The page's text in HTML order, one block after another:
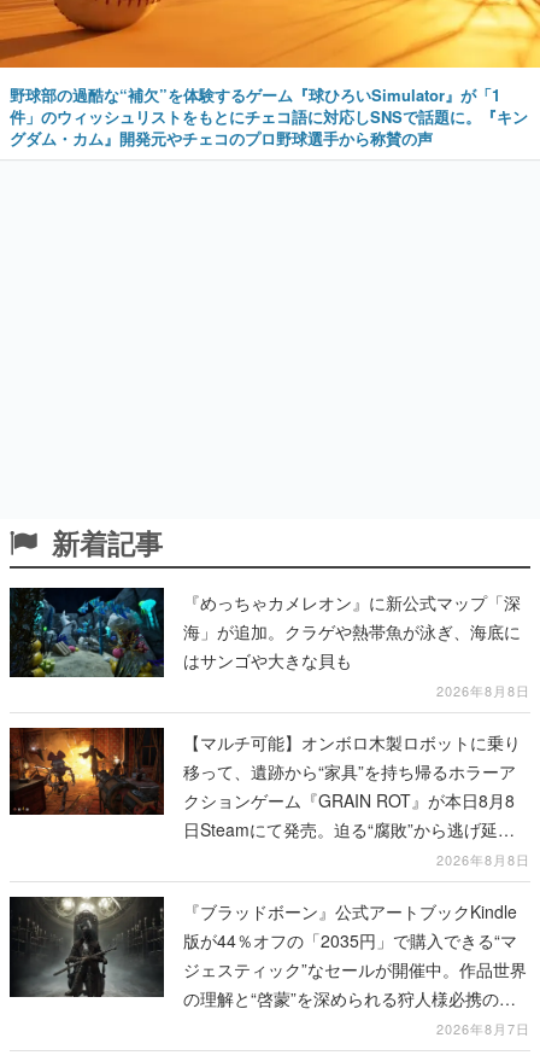
野球部の過酷な“補欠”を体験するゲーム『球ひろいSimulator』が「1
件」のウィッシュリストをもとにチェコ語に対応しSNSで話題に。『キン
グダム・カム』開発元やチェコのプロ野球選手から称賛の声
新着記事
『めっちゃカメレオン』に新公式マップ「深
海」が追加。クラゲや熱帯魚が泳ぎ、海底に
はサンゴや大きな貝も
2026年8月8日
【マルチ可能】オンボロ木製ロボットに乗り
移って、遺跡から“家具”を持ち帰るホラーア
クションゲーム『GRAIN ROT』が本日8月8
日Steamにて発売。迫る“腐敗”から逃げ延
2026年8月8日
『ブラッドボーン』公式アートブックKindle
版が44％オフの「2035円」で購入できる“マ
ジェスティック”なセールが開催中。作品世界
の理解と“啓蒙”を深められる狩人様必携の一
2026年8月7日